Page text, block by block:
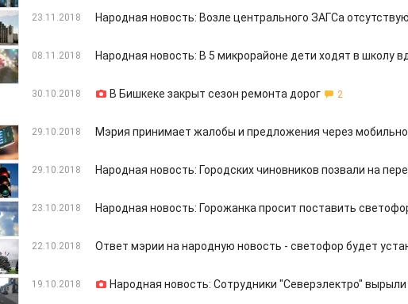
23.11.2018 Народная новость: Возле центрального ЗАГСа
08.11.2018 Народная новость: В 5 микрорайоне дети ходят в школу
30.10.2018 В Бишкеке закрыт сезон ремонта дорог 2
29.10.2018 Мэрия принимает жалобы и предложения через
29.10.2018 Народная новость: Городских чиновников позвали на
23.10.2018 Народная новость: Горожанка просит поставить
22.10.2018 Ответ мэрии на народную новость - светофор будет
19.10.2018 Народная новость: Сотрудники "Северэлектро"